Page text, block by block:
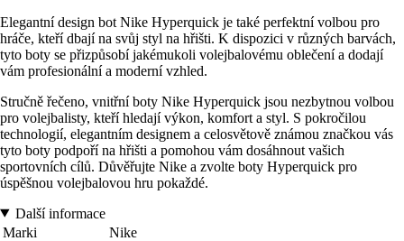
Elegantní design bot Nike Hyperquick je také perfektní volbou pro
hráče, kteří dbají na svůj styl na hřišti. K dispozici v různých barvách,
tyto boty se přizpůsobí jakémukoli volejbalovému oblečení a dodají
vám profesionální a moderní vzhled.
Stručně řečeno, vnitřní boty Nike Hyperquick jsou nezbytnou volbou
pro volejbalisty, kteří hledají výkon, komfort a styl. S pokročilou
technologií, elegantním designem a celosvětově známou značkou vás
tyto boty podpoří na hřišti a pomohou vám dosáhnout vašich
sportovních cílů. Důvěřujte Nike a zvolte boty Hyperquick pro
úspěšnou volejbalovou hru pokaždé.
Další informace
Marki
Nike